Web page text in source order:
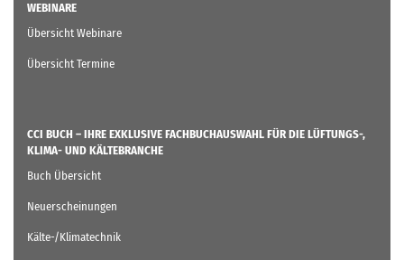
WEBINARE
Übersicht Webinare
Übersicht Termine
CCI BUCH – IHRE EXKLUSIVE FACHBUCHAUSWAHL FÜR DIE LÜFTUNGS-,
KLIMA- UND KÄLTEBRANCHE
Buch Übersicht
Neuerscheinungen
Kälte-/Klimatechnik